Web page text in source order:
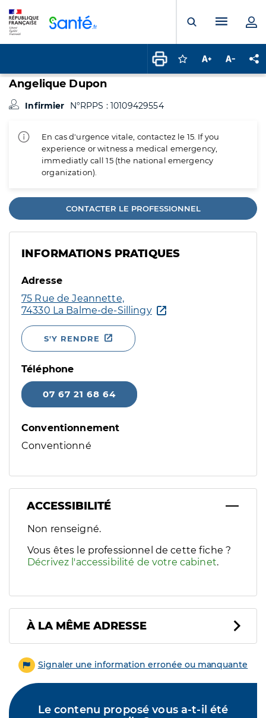
Ouvrir laMenu
Connectez-vous
Augmenter la
Angelique Dupon
Infirmier N°RPPS : 10109429554
En cas d'urgence vitale, contactez le 15. If you
experience or witness a medical emergency,
immediatly call 15 (the national emergency
organization).
CONTACTER LE PROFESSIONNEL
INFORMATIONS PRATIQUES
Adresse
75 Rue de Jeannette,
74330 La Balme-de-Sillingy
S'Y RENDRE
Téléphone
07 67 21 68 64
Conventionnement
Conventionné
ACCESSIBILITÉ
Filtres
Sélectionnez un ou plusieurs handicaps/besoins
Non renseigné.
Vous êtes le professionnel de cette fiche ?
Décrivez l'accessibilité de votre cabinet.
À LA MÊME ADRESSE
Signaler une information erronée ou manquante
Le contenu proposé vous a-t-il été